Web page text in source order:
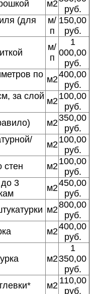
м2
руб.
(для
м/
п
150,00
руб.
м/
п
1
000,00
руб.
по м2400,00
руб.
за слой м2100,00
руб.
м2350,00
руб.
м2100,00
руб.
стен
м2100,00
руб.
до 3
м2450,00
руб.
м2800,00
руб.
м2400,00
руб.
м2
1
350,00
руб.
м2 110,00
руб.